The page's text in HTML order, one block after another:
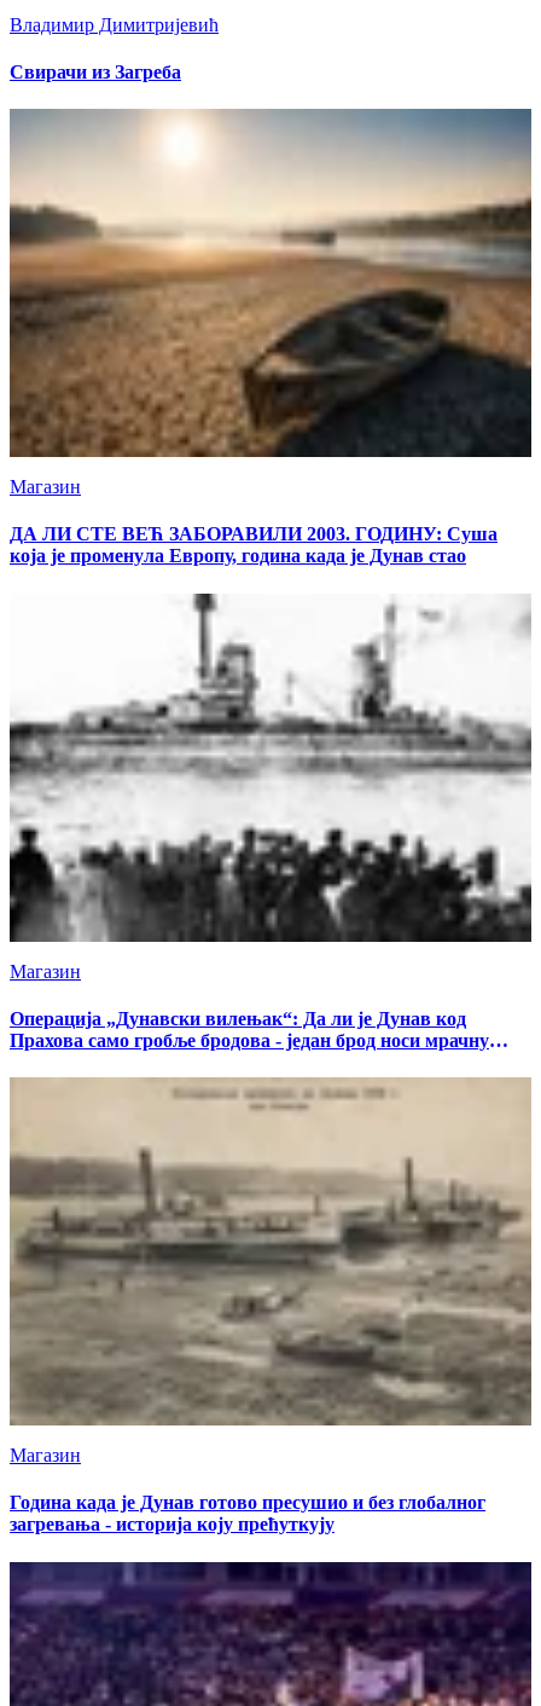
Владимир Димитријевић
Свирачи из Загреба
Магазин
ДА ЛИ СТЕ ВЕЋ ЗАБОРАВИЛИ 2003. ГОДИНУ: Суша
која је променула Европу, година када је Дунав стао
Магазин
Операција „Дунавски вилењак“: Да ли је Дунав код
Прахова само гробље бродова - један брод носи мрачну
Магазин
Година када је Дунав готово пресушио и без глобалног
загревања - историја коју прећуткују